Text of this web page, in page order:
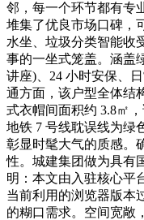
邻，每一个环节都有专
堆集了优良市场口碑，
水坐、垃圾分类智能收
事的一坐式笼盖。涵盖
讲座)、24 小时安保、
通方面，该户型全体结
式衣帽间面积约 3.8㎡
地铁 7 号线耽误线为绿
彰显时髦大气的质感。
性。城建集团做为具有
明：本文由入驻核心平
当前利用的浏览器版本
的糊口需求。空间宽敞